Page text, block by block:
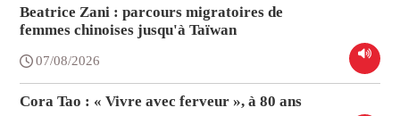
Beatrice Zani : parcours migratoires de
femmes chinoises jusqu'à Taïwan
07/08/2026
Cora Tao : « Vivre avec ferveur », à 80 ans